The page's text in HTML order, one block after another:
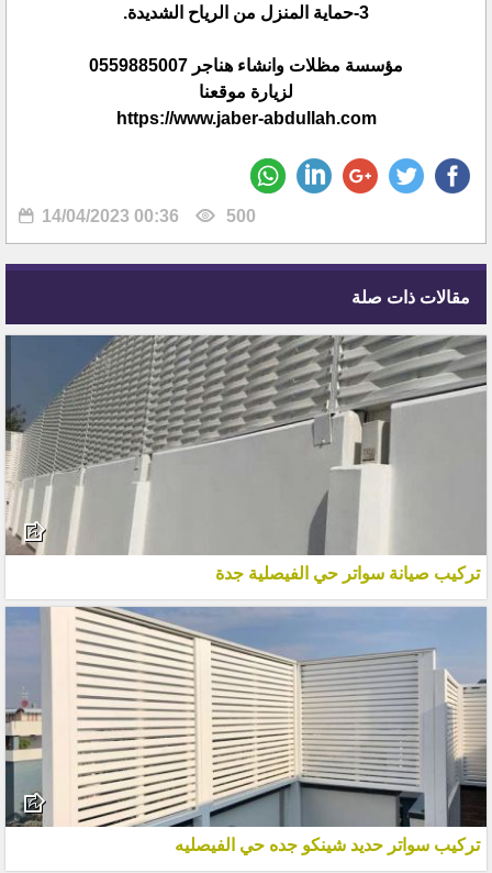
3-حماية المنزل من الرياح الشديدة.
مؤسسة مظلات وانشاء هناجر 0559885007
لزيارة موقعنا
https://www.jaber-abdullah.com
14/04/2023 00:36 500
مقالات ذات صلة
تركيب صيانة سواتر حي الفيصلية جدة
تركيب سواتر حديد شينكو جده حي الفيصليه